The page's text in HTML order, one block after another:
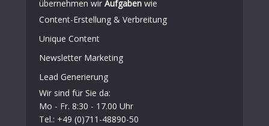
übernehmen wir Aufgaben wie
Content-Erstellung & Verbreitung
Unique Content
Newsletter Marketing
Lead Generierung
Wir sind für Sie da:
Mo - Fr. 8:30 - 17.00 Uhr
Tel.: +49 (0)711-48890-50